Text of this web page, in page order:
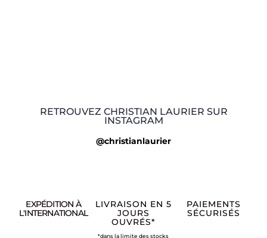
RETROUVEZ CHRISTIAN LAURIER SUR
INSTAGRAM
@christianlaurier
EXPÉDITION À
L'INTERNATIONAL
LIVRAISON EN 5
JOURS
OUVRÉS*
*dans la limite des stocks
PAIEMENTS
SÉCURISÉS